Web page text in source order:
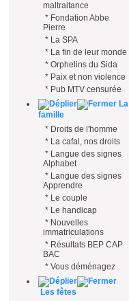
maltraitance
* Fondation Abbe
Pierre
* La SPA
* La fin de leur monde
* Orphelins du Sida
* Paix et non violence
* Pub MTV censurée
La
famille
* Droits de l'homme
* La cafal, nos droits
* Langue des signes
Alphabet
* Langue des signes
Apprendre
* Le couple
* Le handicap
* Nouvelles
immatriculations
* Résultats BEP CAP
BAC
* Vous déménagez
Les fêtes